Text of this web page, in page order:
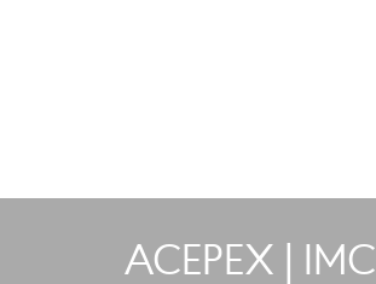
ACEPEX | IMC